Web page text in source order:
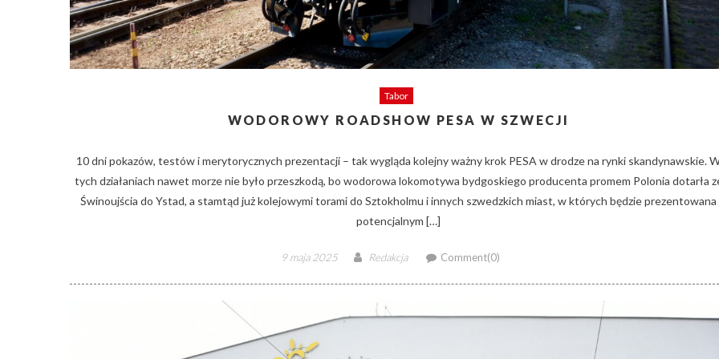
Tabor
WODOROWY ROADSHOW PESA W SZWECJI
10 dni pokazów, testów i merytorycznych prezentacji – tak wygląda kolejny ważny krok PESA w drodze na rynki skandynawskie.
tych działaniach nawet morze nie było przeszkodą, bo wodorowa lokomotywa bydgoskiego producenta promem Polonia dotarła
Świnoujścia do Ystad, a stamtąd już kolejowymi torami do Sztokholmu i innych szwedzkich miast, w których będzie prezentowana
potencjalnym […]
Posted
9 maja 2025 Author
Redakcja Comment(0)